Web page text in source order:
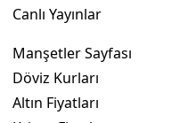
Canlı Yayınlar
Manşetler Sayfası
Döviz Kurları
Altın Fiyatları